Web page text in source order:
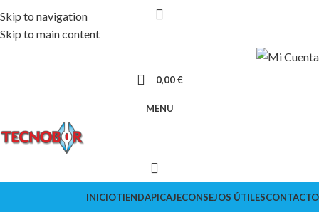
Skip to navigation
Skip to main content
0,00€
MENU
INICIOTIENDAPICAJECONSEJOS ÚTILESCONTACTO